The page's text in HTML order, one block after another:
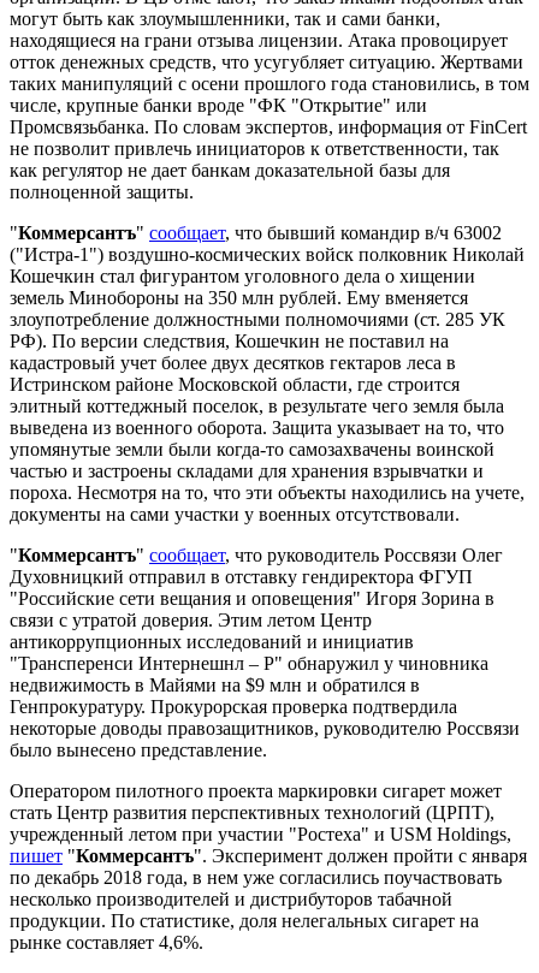
могут быть как злоумышленники, так и сами банки,
находящиеся на грани отзыва лицензии. Атака провоцирует
отток денежных средств, что усугубляет ситуацию. Жертвами
таких манипуляций с осени прошлого года становились, в том
числе, крупные банки вроде "ФК "Открытие" или
Промсвязьбанка. По словам экспертов, информация от FinCert
не позволит привлечь инициаторов к ответственности, так
как регулятор не дает банкам доказательной базы для
полноценной защиты.
"Коммерсантъ" сообщает, что бывший командир в/ч 63002
("Истра-1") воздушно-космических войск полковник Николай
Кошечкин стал фигурантом уголовного дела о хищении
земель Минобороны на 350 млн рублей. Ему вменяется
злоупотребление должностными полномочиями (ст. 285 УК
РФ). По версии следствия, Кошечкин не поставил на
кадастровый учет более двух десятков гектаров леса в
Истринском районе Московской области, где строится
элитный коттеджный поселок, в результате чего земля была
выведена из военного оборота. Защита указывает на то, что
упомянутые земли были когда-то самозахвачены воинской
частью и застроены складами для хранения взрывчатки и
пороха. Несмотря на то, что эти объекты находились на учете,
документы на сами участки у военных отсутствовали.
"Коммерсантъ" сообщает, что руководитель Россвязи Олег
Духовницкий отправил в отставку гендиректора ФГУП
"Российские сети вещания и оповещения" Игоря Зорина в
связи с утратой доверия. Этим летом Центр
антикоррупционных исследований и инициатив
"Трансперенси Интернешнл – Р" обнаружил у чиновника
недвижимость в Майями на $9 млн и обратился в
Генпрокуратуру. Прокурорская проверка подтвердила
некоторые доводы правозащитников, руководителю Россвязи
было вынесено представление.
Оператором пилотного проекта маркировки сигарет может
стать Центр развития перспективных технологий (ЦРПТ),
учрежденный летом при участии "Ростеха" и USM Holdings,
пишет "Коммерсантъ". Эксперимент должен пройти с января
по декабрь 2018 года, в нем уже согласились поучаствовать
несколько производителей и дистрибуторов табачной
продукции. По статистике, доля нелегальных сигарет на
рынке составляет 4,6%.